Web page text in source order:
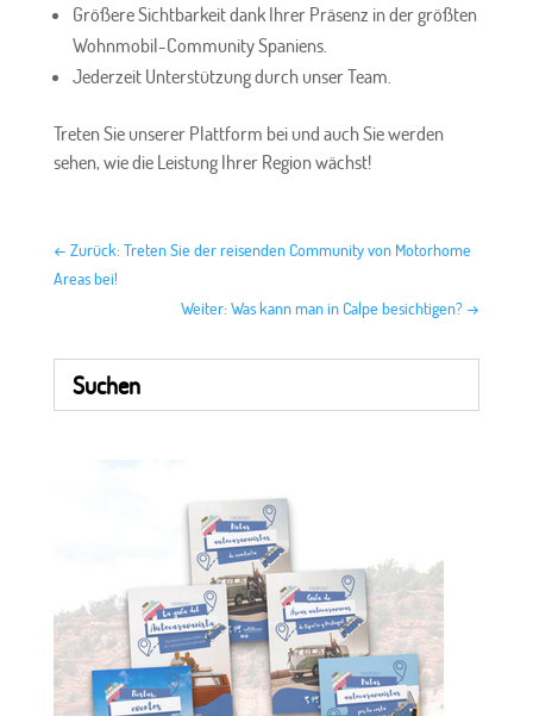
Größere Sichtbarkeit dank Ihrer Präsenz in der größten
Wohnmobil-Community Spaniens.
Jederzeit Unterstützung durch unser Team.
Treten Sie unserer Plattform bei und auch Sie werden
sehen, wie die Leistung Ihrer Region wächst!
← Zurück: Treten Sie der reisenden Community von Motorhome
Areas bei!
Weiter: Was kann man in Calpe besichtigen? →